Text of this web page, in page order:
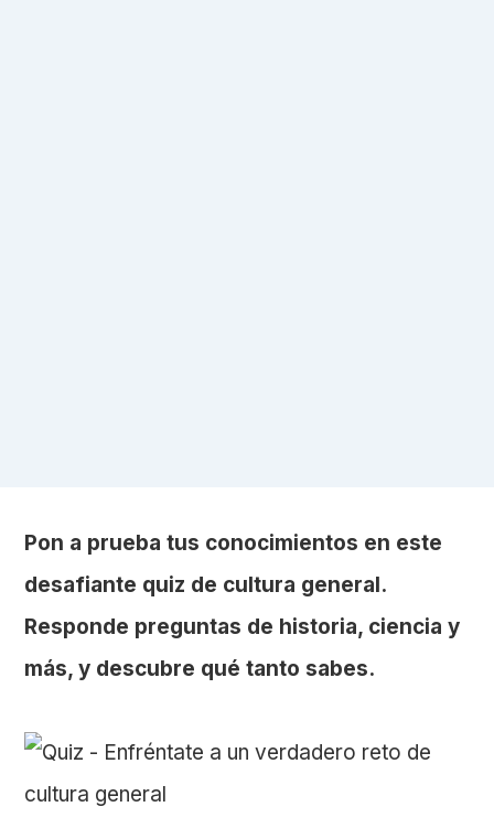
Pon a prueba tus conocimientos en este
desafiante quiz de cultura general.
Responde preguntas de historia, ciencia y
más, y descubre qué tanto sabes.